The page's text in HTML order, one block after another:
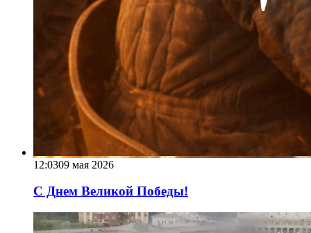
12:0309 мая 2026
С Днем Великой Победы!